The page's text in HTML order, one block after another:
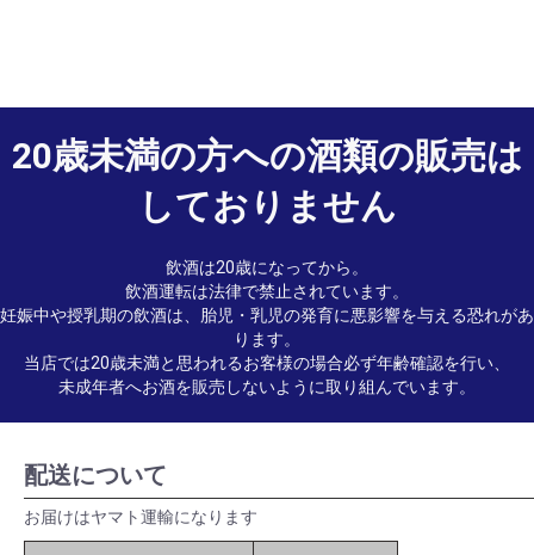
20歳未満の方への酒類の販売は
しておりません
飲酒は20歳になってから。
飲酒運転は法律で禁止されています。
妊娠中や授乳期の飲酒は、胎児・乳児の発育に悪影響を与える恐れがあ
ります。
当店では20歳未満と思われるお客様の場合必ず年齢確認を行い、
未成年者へお酒を販売しないように取り組んでいます。
配送について
お届けはヤマト運輸になります